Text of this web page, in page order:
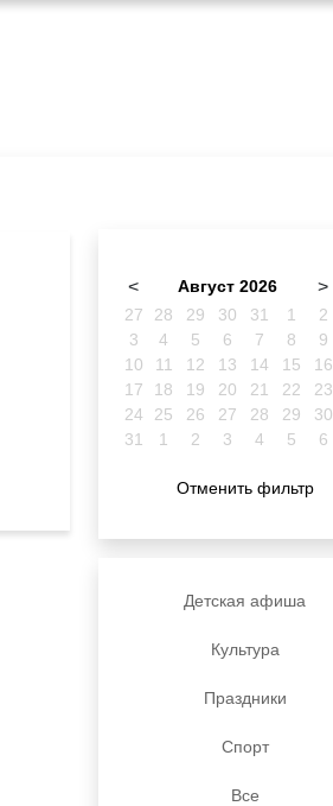
< Август 2026 >
27 28 29 30 31 1
2
3
4 5 6 7 8
9
10
11 12 13 14 15
16
17
18 19 20 21 22
23
24
25 26 27 28 29
30
31
1 2 3 4 5 6
Отменить фильтр
Детская афиша
Культура
Праздники
Спорт
Все